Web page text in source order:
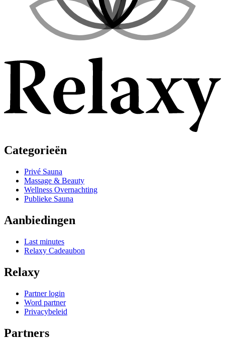
Categorieën
Privé Sauna
Massage & Beauty
Wellness Overnachting
Publieke Sauna
Aanbiedingen
Last minutes
Relaxy Cadeaubon
Relaxy
Partner login
Word partner
Privacybeleid
Partners